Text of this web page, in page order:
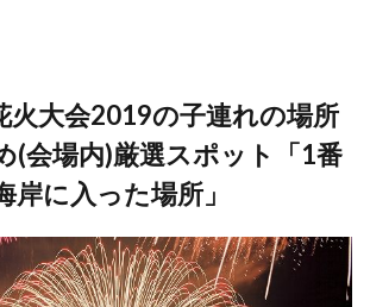
火大会2019の子連れの場所
(会場内)厳選スポット「1番
岸に入った場所」